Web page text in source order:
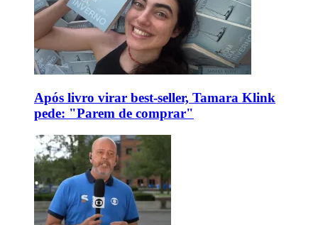
Após livro virar best-seller, Tamara Klink
pede: "Parem de comprar"